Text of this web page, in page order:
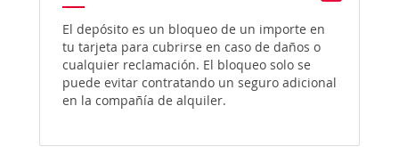
El depósito es un bloqueo de un importe en
tu tarjeta para cubrirse en caso de daños o
cualquier reclamación. El bloqueo solo se
puede evitar contratando un seguro adicional
en la compañía de alquiler.